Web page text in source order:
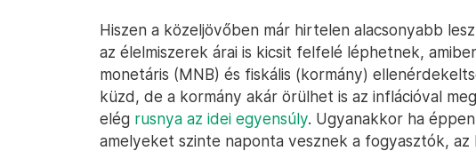
Hiszen a közeljövőben már hirtelen alacsonyabb
az élelmiszerek árai is kicsit felfelé léphetnek,
monetáris (MNB) és fiskális (kormány)
küzd, de a kormány akár örülhet is az inflációval
elég rusnya az idei egyensúly. Ugyanakkor ha
amelyeket szinte naponta vesznek a fogyasztók, az